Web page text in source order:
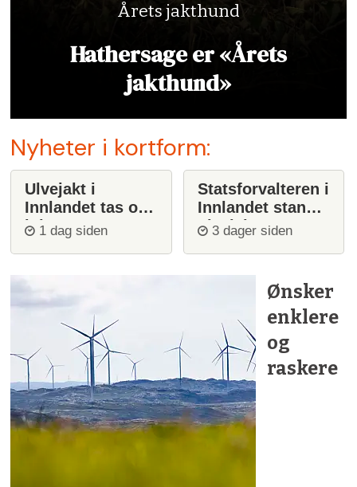
Årets jakthund
Hathersage er «Årets
jakthund»
Nyheter i kortform:
Ulvejakt i
Innlandet tas opp
igjen
1 dag siden
Statsforvalteren i
Innlandet stanser
ulvejakt
3 dager siden
Ønsker
enklere
og
raskere